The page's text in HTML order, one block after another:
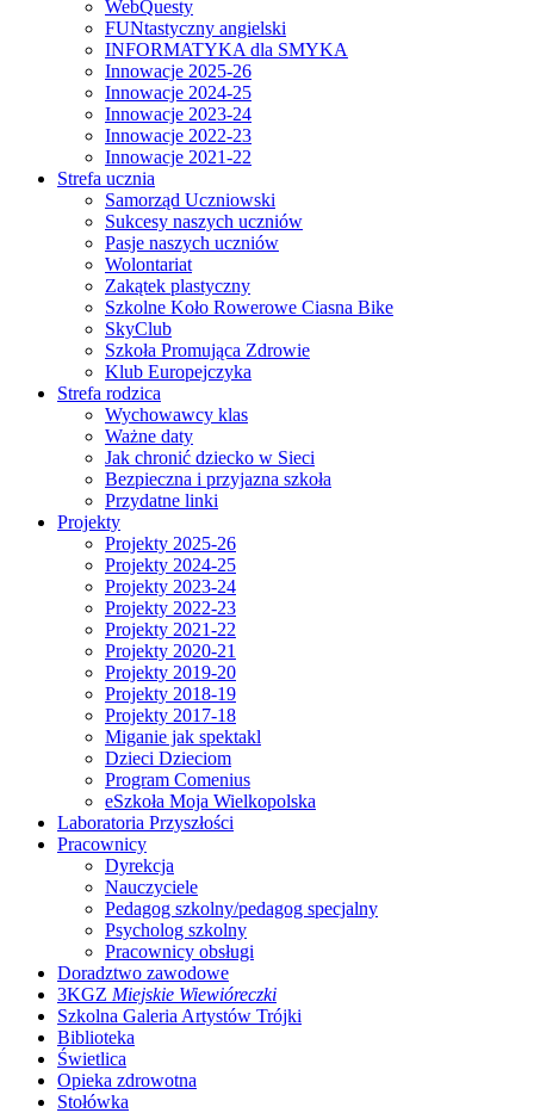
WebQuesty
FUNtastyczny angielski
INFORMATYKA dla SMYKA
Innowacje 2025-26
Innowacje 2024-25
Innowacje 2023-24
Innowacje 2022-23
Innowacje 2021-22
Strefa ucznia
Samorząd Uczniowski
Sukcesy naszych uczniów
Pasje naszych uczniów
Wolontariat
Zakątek plastyczny
Szkolne Koło Rowerowe Ciasna Bike
SkyClub
Szkoła Promująca Zdrowie
Klub Europejczyka
Strefa rodzica
Wychowawcy klas
Ważne daty
Jak chronić dziecko w Sieci
Bezpieczna i przyjazna szkoła
Przydatne linki
Projekty
Projekty 2025-26
Projekty 2024-25
Projekty 2023-24
Projekty 2022-23
Projekty 2021-22
Projekty 2020-21
Projekty 2019-20
Projekty 2018-19
Projekty 2017-18
Miganie jak spektakl
Dzieci Dzieciom
Program Comenius
eSzkoła Moja Wielkopolska
Laboratoria Przyszłości
Pracownicy
Dyrekcja
Nauczyciele
Pedagog szkolny/pedagog specjalny
Psycholog szkolny
Pracownicy obsługi
Doradztwo zawodowe
3KGZ Miejskie Wiewióreczki
Szkolna Galeria Artystów Trójki
Biblioteka
Świetlica
Opieka zdrowotna
Stołówka